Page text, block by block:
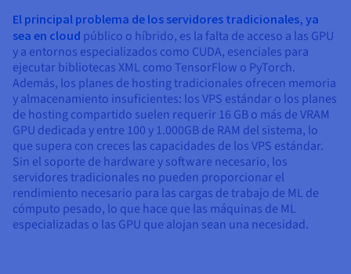
El principal problema de los servidores tradicionales, ya
sea en cloud público o híbrido, es la falta de acceso a las GPU
y a entornos especializados como CUDA, esenciales para
ejecutar bibliotecas XML como TensorFlow o PyTorch.
Además, los planes de hosting tradicionales ofrecen memoria
y almacenamiento insuficientes: los VPS estándar o los planes
de hosting compartido suelen requerir 16 GB o más de VRAM
GPU dedicada y entre 100 y 1.000GB de RAM del sistema, lo
que supera con creces las capacidades de los VPS estándar.
Sin el soporte de hardware y software necesario, los
servidores tradicionales no pueden proporcionar el
rendimiento necesario para las cargas de trabajo de ML de
cómputo pesado, lo que hace que las máquinas de ML
especializadas o las GPU que alojan sean una necesidad.